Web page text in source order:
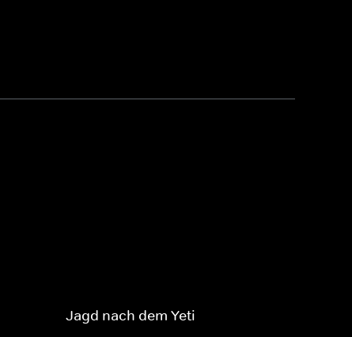
Jagd nach dem Yeti